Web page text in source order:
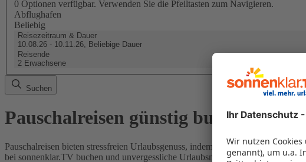
0 Optionen verfügbar. Verwenden Sie die Pfeiltasten zum Navigieren.
Abflughafen
Beliebig
Reisezeitraum & Dauer
10.08.26 - 10.11.26, Beliebige Dauer
Reisende
2 Erwachsene
Suchen
Pauschalreisen günstig buchen
Pauschalreisen bieten stressfreien Urlaubsgenuss, indem Flug und Hotel in
bei sonnenklar.TV buchen und unvergessliche Urlaubsmomente erleben!